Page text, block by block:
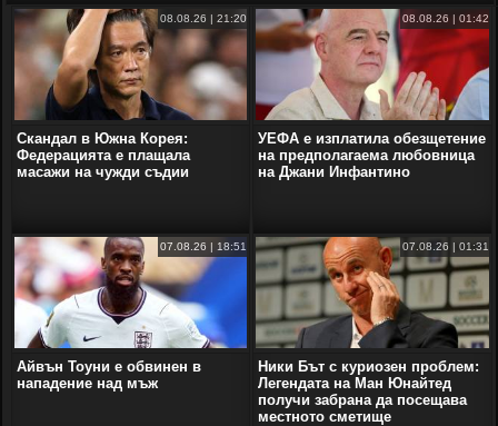
08.08.26 | 21:20
Скандал в Южна Корея:
Федерацията е плащала
масажи на чужди съдии
08.08.26 | 01:42
УЕФА е изплатила обезщетение
на предполагаема любовница
на Джани Инфантино
07.08.26 | 18:51
Айвън Тоуни е обвинен в
нападение над мъж
07.08.26 | 01:31
Ники Бът с куриозен проблем:
Легендата на Ман Юнайтед
получи забрана да посещава
местното сметище